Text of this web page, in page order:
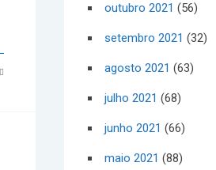
outubro 2021 (56)
setembro 2021 (32)
agosto 2021 (63)
julho 2021 (68)
junho 2021 (66)
maio 2021 (88)